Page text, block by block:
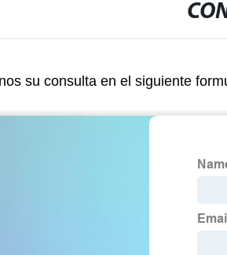
su consulta en el siguiente